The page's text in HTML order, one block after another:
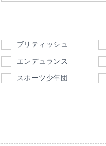
ブリティッシュ
エンデュランス
スポーツ少年団